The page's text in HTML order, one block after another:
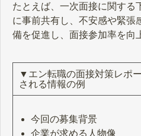
たとえば、一次面接に関する
に事前共有し、不安感や緊張
備を促進し、面接参加率を向
▼エン転職の面接対策レポ
される情報の例
今回の募集背景
企業が求める人物像